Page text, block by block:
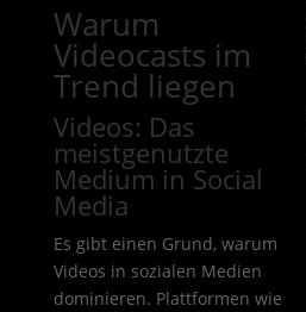
Warum
Videocasts im
Trend liegen
Videos: Das
meistgenutzte
Medium in Social
Media
Es gibt einen Grund, warum
Videos in sozialen Medien
dominieren. Plattformen wie